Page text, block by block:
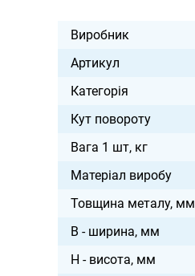
Виробник
Артикул
Категорія
Кут повороту
Вага 1 шт, кг
Матеріал виробу
Товщина металу, мм
B - ширина, мм
H - висота, мм